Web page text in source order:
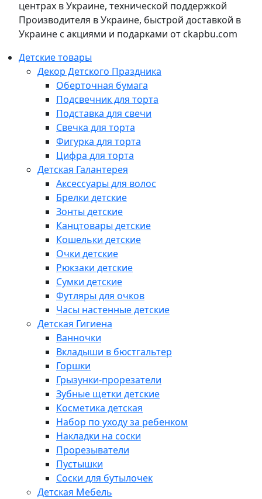
центрах в Украине, технической поддержкой
Производителя в Украине, быстрой доставкой в
Украине с акциями и подарками от ckapbu.com
Детские товары
Декор Детского Праздника
Оберточная бумага
Подсвечник для торта
Подставка для свечи
Свечка для торта
Фигурка для торта
Цифра для торта
Детская Галантерея
Аксессуары для волос
Брелки детские
Зонты детские
Канцтовары детские
Кошельки детские
Очки детские
Рюкзаки детские
Сумки детские
Футляры для очков
Часы настенные детские
Детская Гигиена
Ванночки
Вкладыши в бюстгальтер
Горшки
Грызунки-прорезатели
Зубные щетки детские
Косметика детская
Набор по уходу за ребенком
Накладки на соски
Прорезыватели
Пустышки
Соски для бутылочек
Детская Мебель